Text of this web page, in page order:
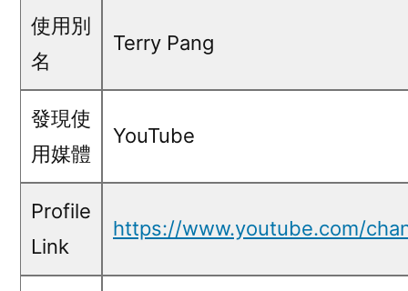
使用別
名
Terry Pang
發現使
用媒體
YouTube
Profile
Link
https://www.youtube.com/